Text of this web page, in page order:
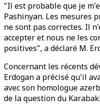
"Il est probable que je
Pashinyan. Les mesures
ne sont pas correctes. Il
accepter et nous ne les
positives", a déclaré M.
Concernant les récents
Erdogan a précisé qu'il
avec son homologue
de la question du